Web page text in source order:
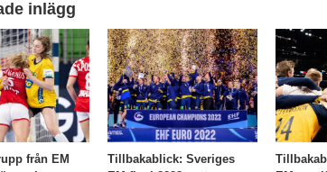
inlägg
från EM
Tillbakablick: Sveriges